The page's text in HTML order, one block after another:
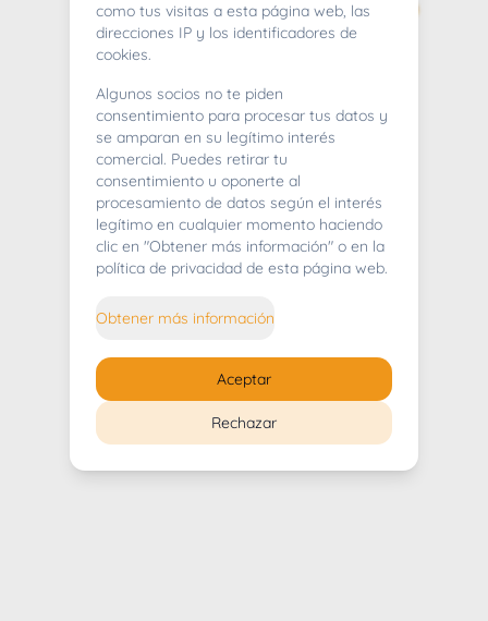
404
Whoops! Lo sentimos mucho.
como tus visitas a esta página web, las
direcciones IP y los identificadores de
cookies.
Algunos socios no te piden
consentimiento para procesar tus datos y
se amparan en su legítimo interés
comercial. Puedes retirar tu
consentimiento u oponerte al
procesamiento de datos según el interés
legítimo en cualquier momento haciendo
clic en "Obtener más información" o en la
política de privacidad de esta página web.
Obtener más información
Rechazar
Aceptar